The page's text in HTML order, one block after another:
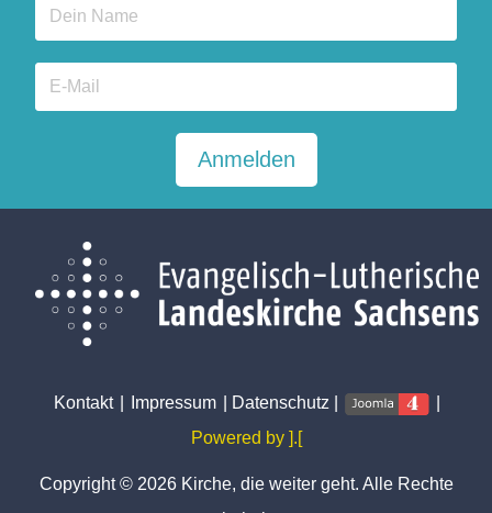
Anmelden
Kontakt Impressum Datenschutz
Powered by ].[
Copyright © 2026 Kirche, die weiter geht. Alle Rechte